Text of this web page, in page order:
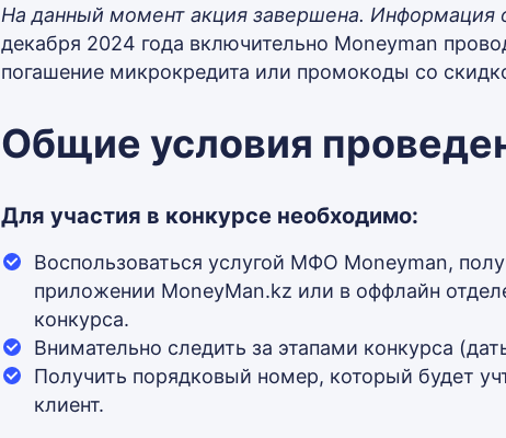
На данный момент акция завершена. Информация
декабря 2024 года включительно Moneyman
погашение микрокредита или промокоды со
Общие условия
Для участия в конкурсе необходимо:
Воспользоваться услугой МФО Moneyman,
приложении MoneyMan.kz или в оффлайн
конкурса.
Внимательно следить за этапами конкурса
Получить порядковый номер, который будет
клиент.